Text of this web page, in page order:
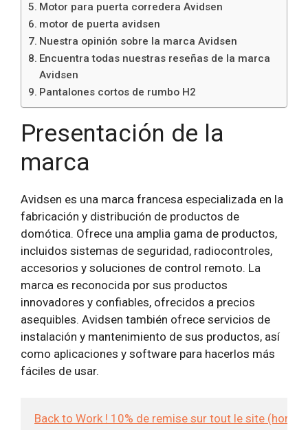
Motor para puerta corredera Avidsen
motor de puerta avidsen
Nuestra opinión sobre la marca Avidsen
Encuentra todas nuestras reseñas de la marca
Avidsen
Pantalones cortos de rumbo H2
Presentación de la
marca
Avidsen es una marca francesa especializada en la
fabricación y distribución de productos de
domótica. Ofrece una amplia gama de productos,
incluidos sistemas de seguridad, radiocontroles,
accesorios y soluciones de control remoto. La
marca es reconocida por sus productos
innovadores y confiables, ofrecidos a precios
asequibles. Avidsen también ofrece servicios de
instalación y mantenimiento de sus productos, así
como aplicaciones y software para hacerlos más
fáciles de usar.
Back to Work ! 10% de remise sur tout le site (hors